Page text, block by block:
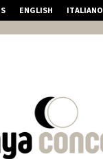
ENGLISH ITALIANO